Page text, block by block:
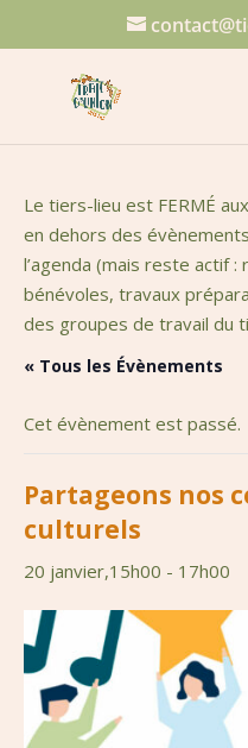
Le tiers-lieu est FERMÉ
en dehors des
l’agenda (mais reste actif
bénévoles, travaux
des groupes de travail du
« Tous les Évènements
Cet évènement est passé.
Partageons nos
culturels
20 janvier,15h00 - 17h00